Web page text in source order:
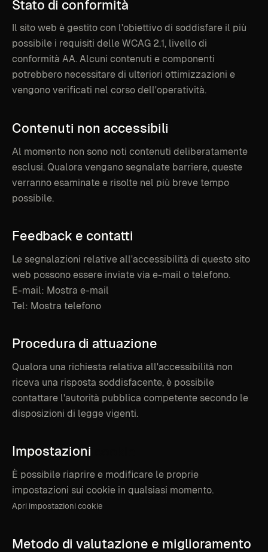
Stato di conformità
Il sito web è gestito con l'obiettivo di soddisfare il più
possibile i requisiti delle WCAG 2.1, livello di
conformità AA. Alcuni contenuti e componenti
potrebbero necessitare di ulteriori ottimizzazioni e
vengono verificati nel corso dell'operatività.
Contenuti non accessibili
Al momento non sono noti contenuti deliberatamente
esclusi. Qualora vengano segnalate barriere, queste
verranno esaminate e risolte nel più breve tempo
possibile.
Feedback e contatti
Le segnalazioni relative all'accessibilità di questo sito
web possono essere inviate via e-mail o telefono.
E-mail: Mostra e-mail
Tel: Mostra telefono
Procedura di attuazione
Qualora una richiesta relativa all'accessibilità non
riceva una risposta soddisfacente, è possibile
contattare l'autorità pubblica competente secondo le
disposizioni di legge vigenti.
Impostazioni
È possibile riaprire e modificare le proprie
impostazioni sui cookie in qualsiasi momento.
Apri impostazioni cookie
Metodo di valutazione e miglioramento